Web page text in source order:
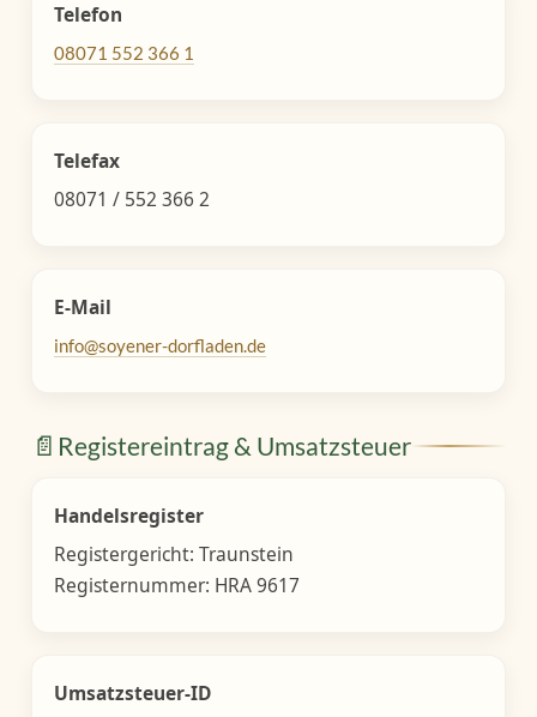
Telefon
08071 552 366 1
Telefax
08071 / 552 366 2
E-Mail
info@soyener-dorfladen.de
📄 Registereintrag & Umsatzsteuer
Handelsregister
Registergericht: Traunstein
Registernummer: HRA 9617
Umsatzsteuer-ID